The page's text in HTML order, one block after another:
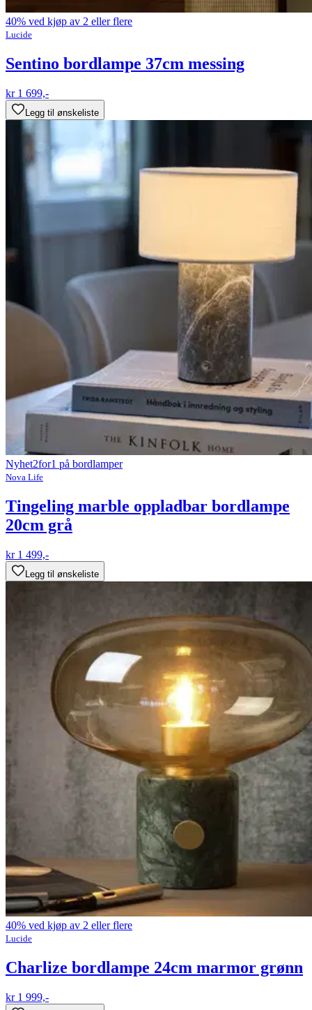
40% ved kjøp av 2 eller flere
Lucide
Sentino bordlampe 37cm messing
kr 1 699,-
Legg til ønskeliste
Nyhet2for1 på bordlamper
Nova Life
Tingeling marble oppladbar bordlampe
20cm grå
kr 1 499,-
Legg til ønskeliste
40% ved kjøp av 2 eller flere
Lucide
Charlize bordlampe 24cm marmor grønn
kr 1 999,-